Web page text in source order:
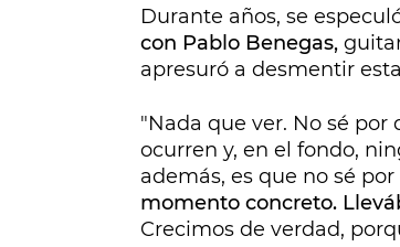
Durante años, se
con Pablo Benegas,
apresuró a desmentir
"Nada que ver. No sé por
ocurren y, en el fondo,
además, es que no sé
momento concreto.
Crecimos de verdad,